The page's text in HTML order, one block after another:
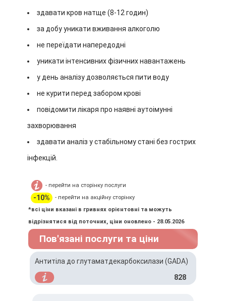
здавати кров натще (8-12 годин)
за добу уникати вживання алкоголю
не переїдати напередодні
уникати інтенсивних фізичних навантажень
у день аналізу дозволяється пити воду
не курити перед забором крові
повідомити лікаря про наявні аутоімунні
захворювання
здавати аналіз у стабільному стані без гострих
інфекцій.
- перейти на сторінку послуги
-10%
- перейти на акційну сторінку
*всі ціни вказані в гривнях орієнтовні та можуть
відрізнятися від поточних, ціни оновлено - 28.05.2026
Пов'язані послуги та ціни
Антитіла до глутаматдекарбоксилази (GADА)
828